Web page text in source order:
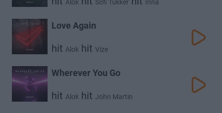
Alok Sofi Tukker Inna
Love Again
hit Alok hit Vize
Wherever You Go
hit Alok hit John Martin